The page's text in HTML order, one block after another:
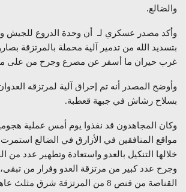
والضالع.
وأكد مصدر عسكري لـ أن وحدة الدروع للجيش
بتسديد الله من تدمير آلية محملة بالمرتزقة
غرب حيران ما أسفر عن مصرع وجرح من على
وأوضح المصدر أنه تم إحراق آلية لمرتزقه
بسلاح رشاش في جبهة قعطبة.
وكان المجاهدون قد نفذوا يوم أمس عملية
خلالها التنكيل بالعدو واستعادة وتطهير عدد من
وجرح عدد كبير من مرتزقة العدو وفرار من
القناصة من قنص 8 من المرتزقة شرق